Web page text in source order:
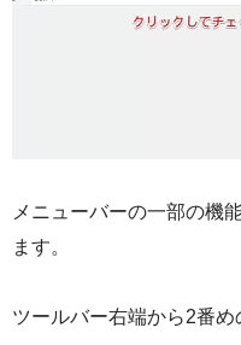
メニューバーの一部の機
ます。
ツールバー右端から2番め